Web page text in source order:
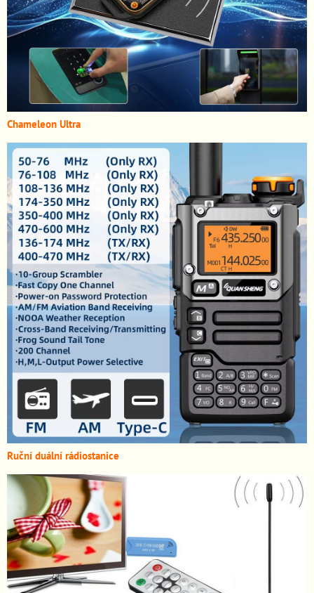
Chameleon Ultra
Ruční duální rádiostanice